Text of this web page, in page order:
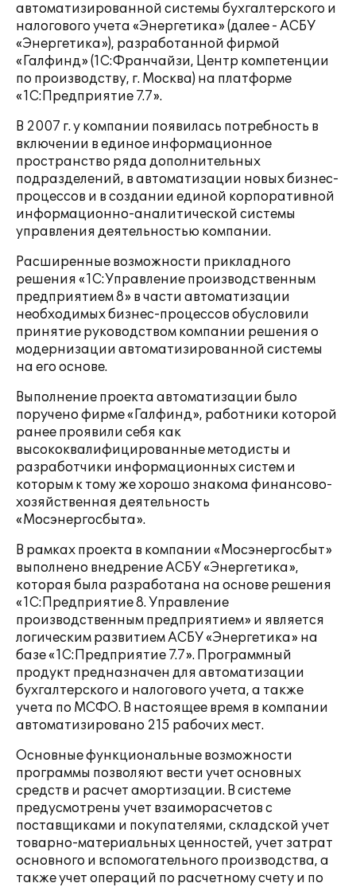
автоматизированной системы бухгалтерского и
налогового учета «Энергетика» (далее - АСБУ
«Энергетика»), разработанной фирмой
«Галфинд» (1С:Франчайзи, Центр компетенции
по производству, г. Москва) на платформе
«1С:Предприятие 7.7».
В 2007 г. у компании появилась потребность в
включении в единое информационное
пространство ряда дополнительных
подразделений, в автоматизации новых бизнес-
процессов и в создании единой корпоративной
информационно-аналитической системы
управления деятельностью компании.
Расширенные возможности прикладного
решения «1С:Управление производственным
предприятием 8» в части автоматизации
необходимых бизнес-процессов обусловили
принятие руководством компании решения о
модернизации автоматизированной системы
на его основе.
Выполнение проекта автоматизации было
поручено фирме «Галфинд», работники которой
ранее проявили себя как
высококвалифицированные методисты и
разработчики информационных систем и
которым к тому же хорошо знакома финансово-
хозяйственная деятельность
«Мосэнергосбыта».
В рамках проекта в компании «Мосэнергосбыт»
выполнено внедрение АСБУ «Энергетика»,
которая была разработана на основе решения
«1С:Предприятие 8. Управление
производственным предприятием» и является
логическим развитием АСБУ «Энергетика» на
базе «1С:Предприятие 7.7». Программный
продукт предназначен для автоматизации
бухгалтерского и налогового учета, а также
учета по МСФО. В настоящее время в компании
автоматизировано 215 рабочих мест.
Основные функциональные возможности
программы позволяют вести учет основных
средств и расчет амортизации. В системе
предусмотрены учет взаиморасчетов с
поставщиками и покупателями, складской учет
товарно-материальных ценностей, учет затрат
основного и вспомогательного производства, а
также учет операций по расчетному счету и по